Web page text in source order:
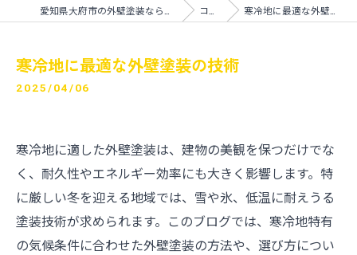
コラム 寒冷地に最適な外壁塗装の技術
寒冷地に最適な外壁塗装の技術
2025/04/06
寒冷地に適した外壁塗装は、建物の美観を保つだけでな
く、耐久性やエネルギー効率にも大きく影響します。特
に厳しい冬を迎える地域では、雪や氷、低温に耐えうる
塗装技術が求められます。このブログでは、寒冷地特有
の気候条件に合わせた外壁塗装の方法や、選び方につい